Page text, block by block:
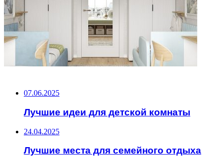
07.06.2025
Лучшие идеи для детской комнаты
24.04.2025
Лучшие места для семейного отдыха